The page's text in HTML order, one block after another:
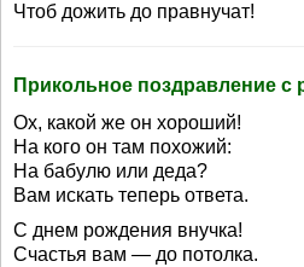
Чтоб дожить до правнучат!
Прикольное поздравление с
Ох, какой же он хороший!
На кого он там похожий:
На бабулю или деда?
Вам искать теперь ответа.
С днем рождения внучка!
Счастья вам — до потолка.